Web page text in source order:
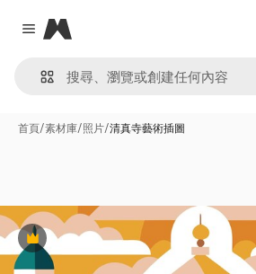
Close menu
Magnific
首頁/素材庫/照片/清真寺藝術插圖
Premium